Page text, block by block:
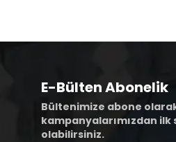
E-Bülten Abonelik
Bültenimize abone
kampanyalarımızdan ilk
olabilirsiniz.